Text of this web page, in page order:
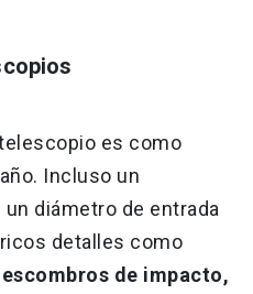
es como
Incluso un
diámetro de entrada
detalles como
de impacto,